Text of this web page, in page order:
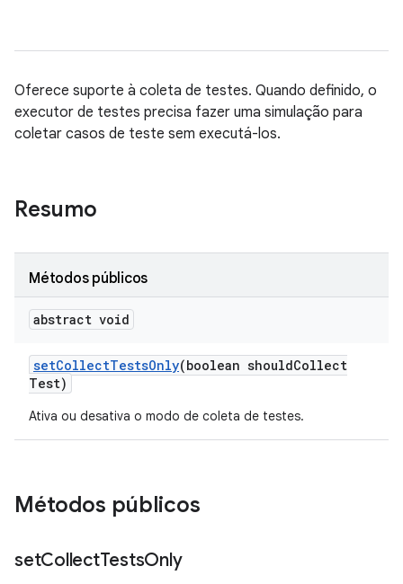
Oferece suporte à coleta de testes. Quando definido, o
executor de testes precisa fazer uma simulação para
coletar casos de teste sem executá-los.
Resumo
Métodos públicos
abstract void
setCollectTestsOnly(boolean shouldCollect
Test)
Ativa ou desativa o modo de coleta de testes.
Métodos públicos
setCollectTestsOnly